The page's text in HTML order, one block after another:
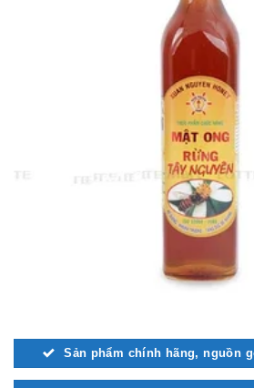
Sản phẩm chính hãng, nguồn